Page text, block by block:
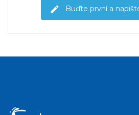
Buďte první a